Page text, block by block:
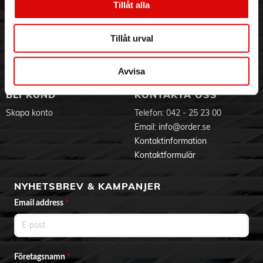
Tillåt alla
Tillåt urval
Avvisa
Visselblåsning
Aktuellt på Order
Ansökan om RMA
Godsefterlysning & Felleverans
Integritetspolicy
Om cookies
BLI KUND
Skapa konto
KONTAKTA OSS
Telefon: 042 - 25 23 00
Email: info@order.se
Kontaktinformation
Kontaktformulär
NYHETSBREV & KAMPANJER
Email address *
Företagsnamn*